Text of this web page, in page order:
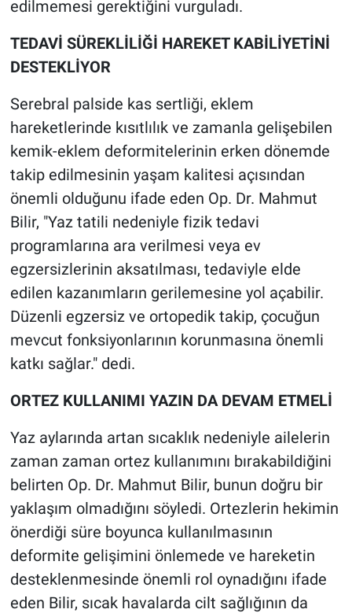
edilmemesi gerektiğini vurguladı.
TEDAVİ SÜREKLİLİĞİ HAREKET KABİLİYETİNİ
DESTEKLİYOR
Serebral palside kas sertliği, eklem
hareketlerinde kısıtlılık ve zamanla gelişebilen
kemik-eklem deformitelerinin erken dönemde
takip edilmesinin yaşam kalitesi açısından
önemli olduğunu ifade eden Op. Dr. Mahmut
Bilir, "Yaz tatili nedeniyle fizik tedavi
programlarına ara verilmesi veya ev
egzersizlerinin aksatılması, tedaviyle elde
edilen kazanımların gerilemesine yol açabilir.
Düzenli egzersiz ve ortopedik takip, çocuğun
mevcut fonksiyonlarının korunmasına önemli
katkı sağlar." dedi.
ORTEZ KULLANIMI YAZIN DA DEVAM ETMELİ
Yaz aylarında artan sıcaklık nedeniyle ailelerin
zaman zaman ortez kullanımını bırakabildiğini
belirten Op. Dr. Mahmut Bilir, bunun doğru bir
yaklaşım olmadığını söyledi. Ortezlerin hekimin
önerdiği süre boyunca kullanılmasının
deformite gelişimini önlemede ve hareketin
desteklenmesinde önemli rol oynadığını ifade
eden Bilir, sıcak havalarda cilt sağlığının da